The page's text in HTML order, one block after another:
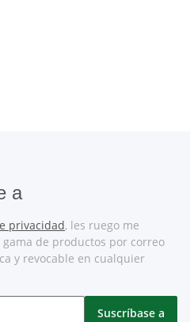
a
privacidad, les ruego me
de productos por correo
y revocable en cualquier
Suscríbase a